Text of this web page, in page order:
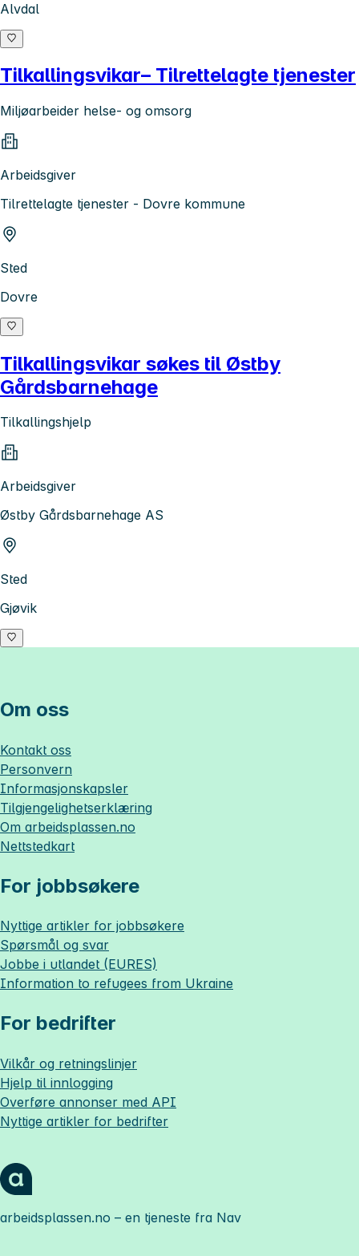
Alvdal
Tilkallingsvikar– Tilrettelagte tjenester
Miljøarbeider helse- og omsorg
Arbeidsgiver
Tilrettelagte tjenester - Dovre kommune
Sted
Dovre
Tilkallingsvikar søkes til Østby
Gårdsbarnehage
Tilkallingshjelp
Arbeidsgiver
Østby Gårdsbarnehage AS
Sted
Gjøvik
Om oss
Kontakt oss
Personvern
Informasjonskapsler
Tilgjengelighetserklæring
Om arbeidsplassen.no
Nettstedkart
For jobbsøkere
Nyttige artikler for jobbsøkere
Spørsmål og svar
Jobbe i utlandet (EURES)
Information to refugees from Ukraine
For bedrifter
Vilkår og retningslinjer
Hjelp til innlogging
Overføre annonser med API
Nyttige artikler for bedrifter
arbeidsplassen.no – en tjeneste fra Nav